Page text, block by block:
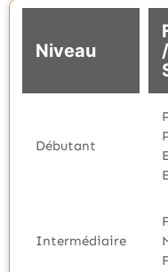
Niveau
/
Débutant
Intermédiaire